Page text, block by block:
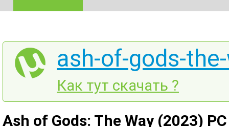
ash-of-gods-
Как тут скачать ?
Ash of Gods: The Way (2023)